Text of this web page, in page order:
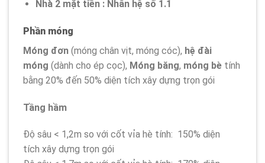
Nhà 2 mặt tiền : Nhân hệ số 1.1
Phần móng
Móng đơn (móng chân vịt, móng cóc), hệ đài
móng (dành cho ép cọc), Móng băng, móng bè tính
bằng 20% đến 50% diện tích xây dựng trọn gói
Tầng hầm
Độ sâu < 1,2m so với cốt vỉa hè tính: 150% diện
tích xây dựng trọn gói